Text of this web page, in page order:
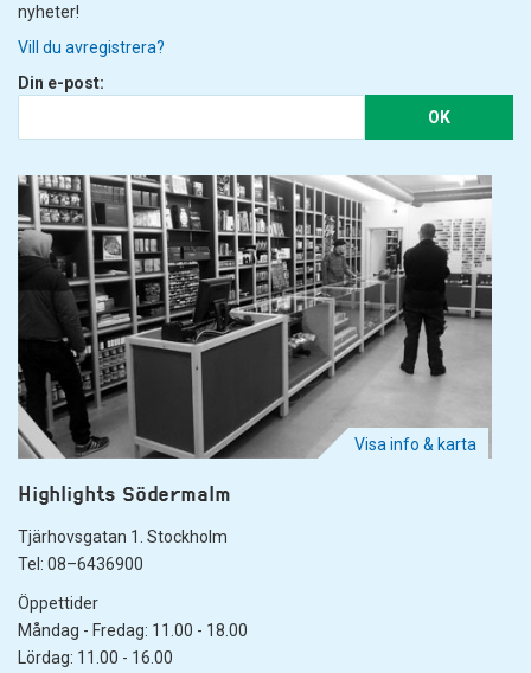
nyheter!
Vill du avregistrera?
Din e-post:
OK
Visa info & karta
Highlights Södermalm
Tjärhovsgatan 1. Stockholm
Tel: 08–6436900
Öppettider
Måndag - Fredag: 11.00 - 18.00
Lördag: 11.00 - 16.00